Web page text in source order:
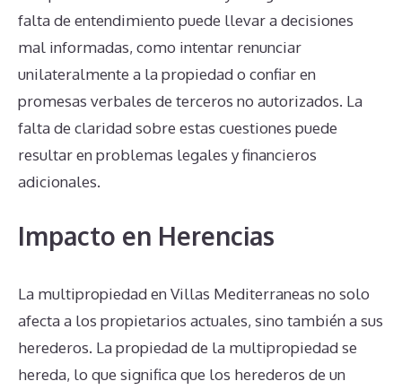
falta de entendimiento puede llevar a decisiones
mal informadas, como intentar renunciar
unilateralmente a la propiedad o confiar en
promesas verbales de terceros no autorizados. La
falta de claridad sobre estas cuestiones puede
resultar en problemas legales y financieros
adicionales.
Impacto en Herencias
La multipropiedad en Villas Mediterraneas no solo
afecta a los propietarios actuales, sino también a sus
herederos. La propiedad de la multipropiedad se
hereda, lo que significa que los herederos de un